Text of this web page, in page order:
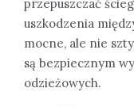
przepuszczać
uszkodzenia
mocne, ale nie
są bezpiecznym
odzieżowych.